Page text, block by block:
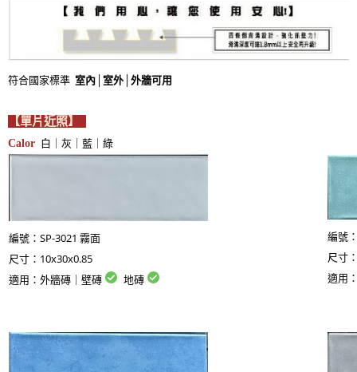
符合國家標準 室內│室外 外牆可用
【單片近照】
Calor 白｜灰｜藍｜綠
編號： SP-3021 霧面
尺寸： 10x30x0.85
適用：外牆磚｜壁磚 地磚
編號
尺寸
適用